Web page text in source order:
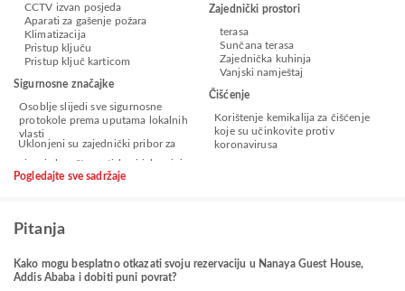
CCTV izvan posjeda
Aparati za gašenje požara
Klimatizacija
Pristup ključu
Pristup ključ karticom
Sigurnosne značajke
Osoblje slijedi sve sigurnosne
protokole prema uputama lokalnih
vlasti
Uklonjeni su zajednički pribor za
Zajednički prostori
terasa
Sunčana terasa
Zajednička kuhinja
Vanjski namještaj
Čišćenje
Korištenje kemikalija za čišćenje
koje su učinkovite protiv
koronavirusa
Pogledajte sve sadržaje
Pitanja
Kako mogu besplatno otkazati svoju rezervaciju u Nanaya Guest House,
Addis Ababa i dobiti puni povrat?